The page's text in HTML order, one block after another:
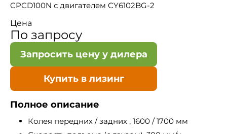
CPCD100N с двигателем CY6102BG-2
Цена
По запросу
Запросить цену у дилера
Купить в лизинг
Полное описание
Колея передних / задних , 1600 / 1700 мм